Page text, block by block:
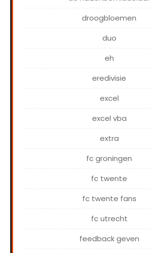
droogbloemen
duo
eh
eredivisie
excel
excel vba
extra
fc groningen
fc twente
fc twente fans
fc utrecht
feedback geven